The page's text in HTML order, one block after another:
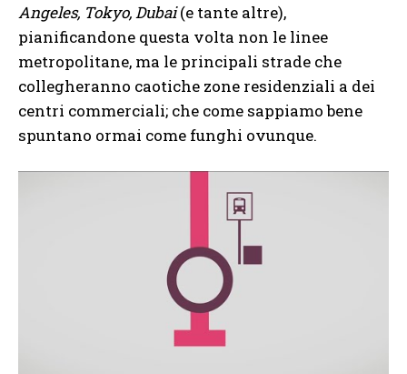
Angeles, Tokyo, Dubai(e tante altre),
pianificandone questa volta non le linee
metropolitane, ma le principali strade che
collegheranno caotiche zone residenziali a dei
centri commerciali; che come sappiamo bene
spuntano ormai come funghi ovunque.